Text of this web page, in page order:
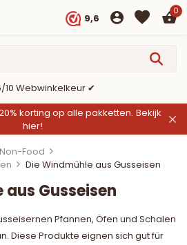
9,6
0
10 Webwinkelkeur ✔
korting op alle pakketten. Bekijk
hier!
Non-Food
Die Windmühle aus Gusseisen
Gusseisen
Pfannen, Öfen und Schalen
Diese Produkte eignen sich gut für